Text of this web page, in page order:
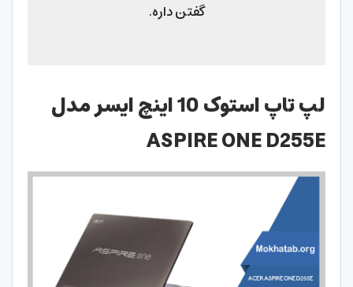
گفتن داره.
لپ تاپ استوک 10 اینچ ایسر مدل
ASPIRE ONE D255E